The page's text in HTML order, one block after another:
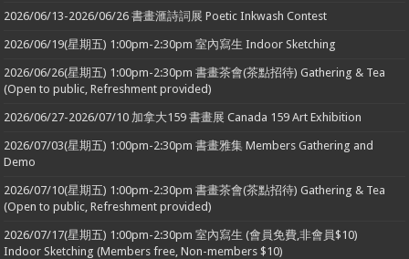
2026/06/13-2026/06/26 書畫滙詩詞展 Poetic Inkwash Contest
2026/06/19(星期五) 1:00pm-2:30pm 室內寫生 Indoor Sketching
2026/06/26(星期五) 1:00pm-2:30pm 書畫茶會(茶點招待) Gathering & Tea
(Open to public, Refreshment provided)
2026/06/27-2026/07/10 加拿大159 書畫展 Canada 159 Art Exhibition
2026/07/03(星期五) 1:00pm-2:30pm 書畫雅集 Members Gathering and
Demo
2026/07/10(星期五) 1:00pm-2:30pm 書畫茶會(茶點招待) Gathering & Tea
(Open to public, Refreshment provided)
2026/07/17(星期五) 1:00pm-2:30pm 室內寫生 (會員免費,非會員$10)
Indoor Sketching (Members free, Non-members $10)